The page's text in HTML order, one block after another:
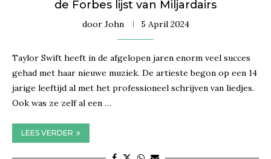
de Forbes lijst van Miljardairs
door John 5 April 2024
Taylor Swift heeft in de afgelopen jaren enorm veel succes
gehad met haar nieuwe muziek. De artieste begon op een 14
jarige leeftijd al met het professioneel schrijven van liedjes.
Ook was ze zelf al een …
LEES VERDER